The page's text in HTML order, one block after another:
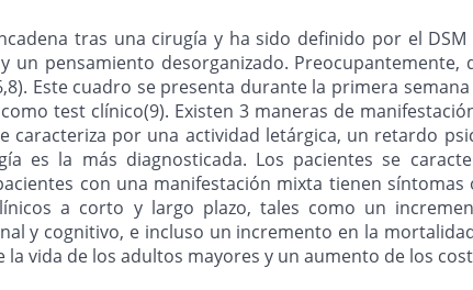
tras una cirugía y ha sido definido por el
un pensamiento desorganizado.
Este cuadro se presenta durante la primera
test clínico(9). Existen 3 maneras de
caracteriza por una actividad letárgica, un retardo
es la más diagnosticada. Los pacientes se
con una manifestación mixta tienen
a corto y largo plazo, tales como un
y cognitivo, e incluso un incremento en la
vida de los adultos mayores y un aumento de los